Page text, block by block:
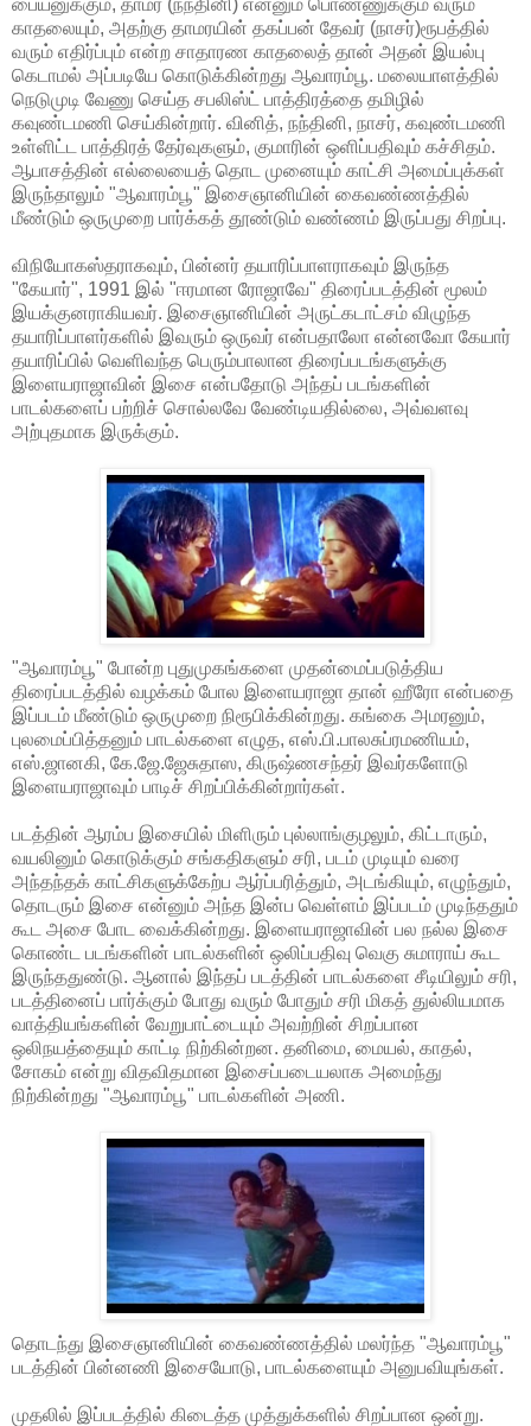
காதலையும், அதற்கு தாமரயின் தகப்பன் தேவர் (நாசர்)ரூபத்தில்
வரும் எதிர்ப்பும் என்ற சாதாரண காதலைத் தான் அதன் இயல்பு
கெடாமல் அப்படியே கொடுக்கின்றது ஆவாரம்பூ. மலையாளத்தில்
நெடுமுடி வேணு செய்த சபலிஸ்ட் பாத்திரத்தை தமிழில்
கவுண்டமணி செய்கின்றார். வினித், நந்தினி, நாசர், கவுண்டமணி
உள்ளிட்ட பாத்திரத் தேர்வுகளும், குமாரின் ஒளிப்பதிவும் கச்சிதம்.
ஆபாசத்தின் எல்லையைத் தொட முனையும் காட்சி அமைப்புக்கள்
இருந்தாலும் "ஆவாரம்பூ" இசைஞானியின் கைவண்ணத்தில்
மீண்டும் ஒருமுறை பார்க்கத் தூண்டும் வண்ணம் இருப்பது சிறப்பு.
விநியோகஸ்தராகவும், பின்னர் தயாரிப்பாளராகவும் இருந்த
"கேயார்", 1991 இல் "ஈரமான ரோஜாவே" திரைப்படத்தின் மூலம்
இயக்குனராகியவர். இசைஞானியின் அருட்கடாட்சம் விழுந்த
தயாரிப்பாளர்களில் இவரும் ஒருவர் என்பதாலோ என்னவோ கேயார்
தயாரிப்பில் வெளிவந்த பெரும்பாலான திரைப்படங்களுக்கு
இளையராஜாவின் இசை என்பதோடு அந்தப் படங்களின்
பாடல்களைப் பற்றிச் சொல்லவே வேண்டியதில்லை, அவ்வளவு
அற்புதமாக இருக்கும்.
"ஆவாரம்பூ" போன்ற புதுமுகங்களை முதன்மைப்படுத்திய
திரைப்படத்தில் வழக்கம் போல இளையராஜா தான் ஹீரோ என்பதை
இப்படம் மீண்டும் ஒருமுறை நிரூபிக்கின்றது. கங்கை அமரனும்,
புலமைப்பித்தனும் பாடல்களை எழுத, எஸ்.பி.பாலசுப்ரமணியம்,
எஸ்.ஜானகி, கே.ஜே.ஜேசுதாஸ, கிருஷ்ணசந்தர் இவர்களோடு
இளையராஜாவும் பாடிச் சிறப்பிக்கின்றார்கள்.
படத்தின் ஆரம்ப இசையில் மிளிரும் புல்லாங்குழலும், கிட்டாரும்,
வயலினும் கொடுக்கும் சங்கதிகளும் சரி, படம் முடியும் வரை
அந்தந்தக் காட்சிகளுக்கேற்ப ஆர்ப்பரித்தும், அடங்கியும், எழுந்தும்,
தொடரும் இசை என்னும் அந்த இன்ப வெள்ளம் இப்படம் முடிந்ததும்
கூட அசை போட வைக்கின்றது. இளையராஜாவின் பல நல்ல இசை
கொண்ட படங்களின் பாடல்களின் ஒலிப்பதிவு வெகு சுமாராய் கூட
இருந்ததுண்டு. ஆனால் இந்தப் படத்தின் பாடல்களை சீடியிலும் சரி,
படத்தினைப் பார்க்கும் போது வரும் போதும் சரி மிகத் துல்லியமாக
வாத்தியங்களின் வேறுபாட்டையும் அவற்றின் சிறப்பான
ஒலிநயத்தையும் காட்டி நிற்கின்றன. தனிமை, மையல், காதல்,
சோகம் என்று விதவிதமான இசைப்படையலாக அமைந்து
நிற்கின்றது "ஆவாரம்பூ" பாடல்களின் அணி.
தொடந்து இசைஞானியின் கைவண்ணத்தில் மலர்ந்த "ஆவாரம்பூ"
படத்தின் பின்னணி இசையோடு, பாடல்களையும் அனுபவியுங்கள்.
முதலில் இப்படத்தில் கிடைத்த முத்துக்களில் சிறப்பான ஒன்று.